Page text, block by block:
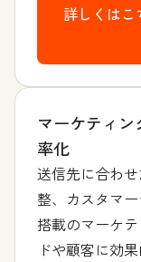
詳しくはこ
マーケティ
率化
送信先に合わ
整、カスタマ
搭載のマーケ
ドや顧客に効